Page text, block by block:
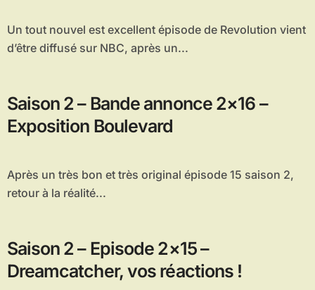
Un tout nouvel est excellent épisode de Revolution vient
d’être diffusé sur NBC, après un...
Saison 2 – Bande annonce 2×16 –
Exposition Boulevard
Après un très bon et très original épisode 15 saison 2,
retour à la réalité...
Saison 2 – Episode 2×15 –
Dreamcatcher, vos réactions !